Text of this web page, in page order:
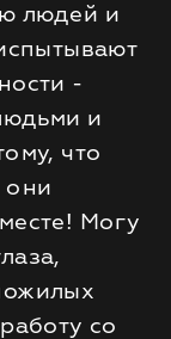
людей и
-
и
что
они
Могу
со